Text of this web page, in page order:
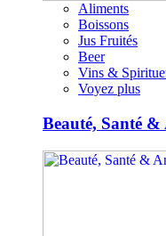
Aliments
Boissons
Jus Fruités
Beer
Vins &
Voyez plus
Beauté, Santé